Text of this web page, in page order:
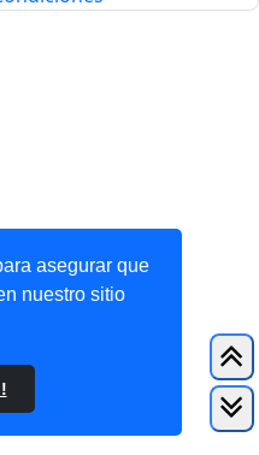
asegurar que
nuestro sitio